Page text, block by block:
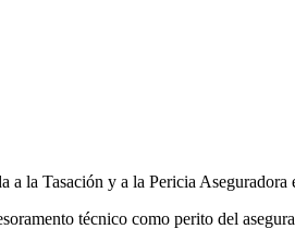
a la Tasación y a la Pericia
técnico como perito del